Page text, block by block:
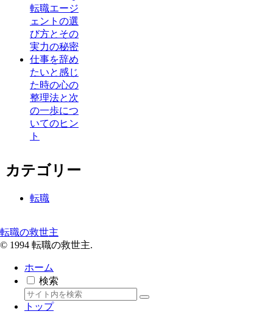
転職エージ
ェントの選
び方とその
実力の秘密
仕事を辞め
たいと感じ
た時の心の
整理法と次
の一歩につ
いてのヒン
ト
カテゴリー
転職
転職の救世主
© 1994 転職の救世主.
ホーム
検索
トップ